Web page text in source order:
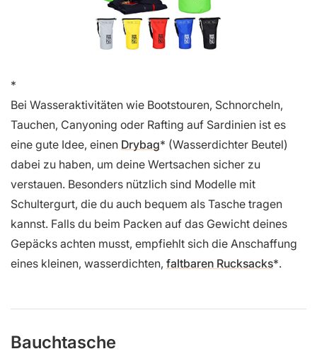
Bei Wasseraktivitäten wie Bootstouren, Schnorcheln,
Tauchen, Canyoning oder Rafting auf Sardinien ist es
eine gute Idee, einen Drybag
(Wasserdichter Beutel)
dabei zu haben, um deine Wertsachen sicher zu
verstauen. Besonders nützlich sind Modelle mit
Schultergurt, die du auch bequem als Tasche tragen
kannst. Falls du beim Packen auf das Gewicht deines
Gepäcks achten musst, empfiehlt sich die Anschaffung
eines kleinen, wasserdichten, faltbaren Rucksacks .
Bauchtasche